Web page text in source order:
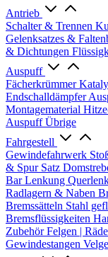
Antrieb
Schalter & Trennen
Gelenksatzes &
& Dichtungen
Auspuff
Fächerkrümmer
Endschalldämpfer
Montagematerial
Auspuff Übrige
Fahrgestell
Gewindefahrwerk
& Spur Satz
BarLenkung
Radlagern & Naben
Bremssätteln Stahl
Bremsflüssigkeiten
ZubehörFelgen |
Gewindestangen